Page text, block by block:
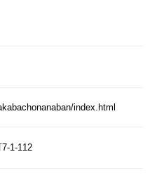
index.html
1-112